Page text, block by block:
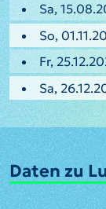
Sa,
So,
Fr,
Sa,
Daten zu